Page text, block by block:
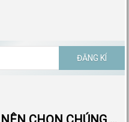
ĐĂNG KÍ